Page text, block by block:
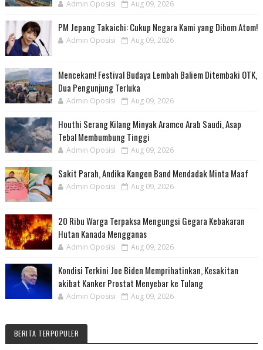
Admin Oposisi Aug 09, 2026
PM Jepang Takaichi: Cukup Negara Kami yang Dibom Atom!
Admin Oposisi Aug 09, 2026
Mencekam! Festival Budaya Lembah Baliem Ditembaki OTK,
Dua Pengunjung Terluka
Admin Oposisi Aug 09, 2026
Houthi Serang Kilang Minyak Aramco Arab Saudi, Asap
Tebal Membumbung Tinggi
Admin Oposisi Aug 09, 2026
Sakit Parah, Andika Kangen Band Mendadak Minta Maaf
Admin Oposisi Aug 09, 2026
20 Ribu Warga Terpaksa Mengungsi Gegara Kebakaran
Hutan Kanada Mengganas
Admin Oposisi Aug 09, 2026
Kondisi Terkini Joe Biden Memprihatinkan, Kesakitan
akibat Kanker Prostat Menyebar ke Tulang
Admin Oposisi Aug 09, 2026
BERITA TERPOPULER